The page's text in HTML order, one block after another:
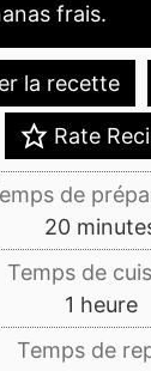
frais.
la recette
Rate
de
20minutes
Temps de
1 heure
heure
Temps de